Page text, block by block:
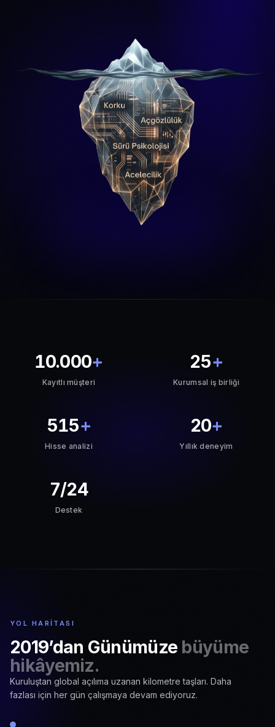
10.000+
Kayıtlı müşteri
25+
Kurumsal iş birliği
515+
Hisse analizi
20+
Yıllık deneyim
7/24
Destek
YOL HARITASI
2019’dan Günümüze büyüme
hikâyemiz.
Kuruluştan global açılıma uzanan kilometre taşları. Daha
fazlası için her gün çalışmaya devam ediyoruz.